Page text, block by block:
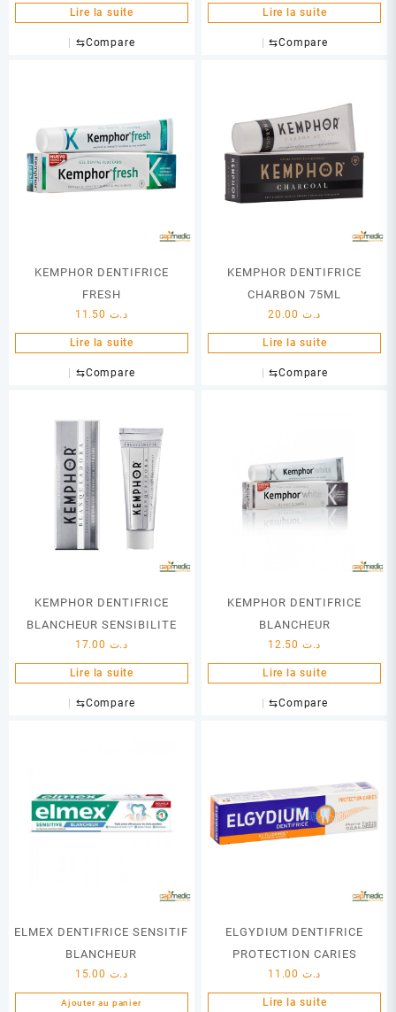
Lire la suite
⇆Compare
Lire la suite
⇆Compare
KEMPHOR DENTIFRICE
FRESH
د.ت
Lire la suite
⇆Compare
KEMPHOR DENTIFRICE
CHARBON 75ML
د.ت
Lire la suite
⇆Compare
KEMPHOR DENTIFRICE
BLANCHEUR SENSIBILITE
د.ت
Lire la suite
⇆Compare
KEMPHOR DENTIFRICE
BLANCHEUR
د.ت
Lire la suite
⇆Compare
ELMEX DENTIFRICE SENSITIF
BLANCHEUR
د.ت
Ajouter au panier
ELGYDIUM DENTIFRICE
PROTECTION CARIES
د.ت
Lire la suite